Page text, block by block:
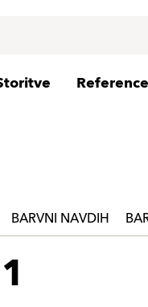
Reference
BARVNI NAVDIH